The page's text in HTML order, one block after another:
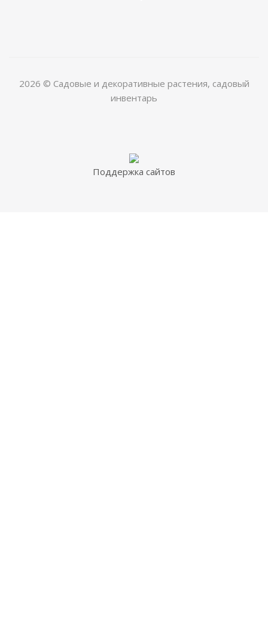
2026 © Садовые и декоративные растения, садовый
инвентарь
Поддержка сайтов